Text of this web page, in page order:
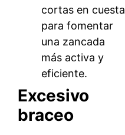
cortas en cuesta
para fomentar
una zancada
más activa y
eficiente.
Excesivo
braceo